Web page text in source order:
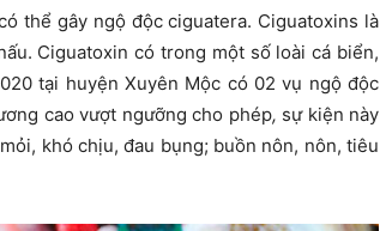
thể gây ngộ độc ciguatera. Ciguatoxins là
Ciguatoxin có trong một số loài cá biển,
tại huyện Xuyên Mộc có 02 vụ ngộ độc
cao vượt ngưỡng cho phép, sự kiện này
khó chịu, đau bụng; buồn nôn, nôn, tiêu